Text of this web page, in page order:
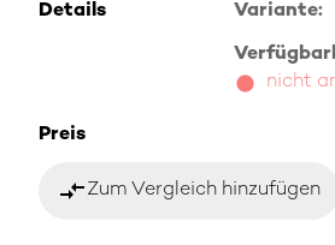
Details
Variante:
nicht
Preis
compare_arrowsZum Vergleich hinzufügen